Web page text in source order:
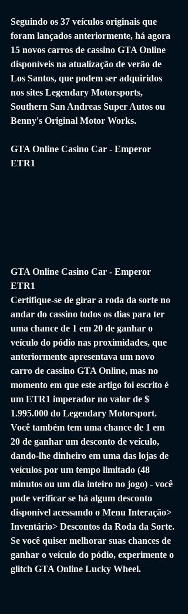
Seguindo os 37 veículos originais que
foram lançados anteriormente, há agora
15 novos carros de cassino GTA Online
disponíveis na atualização de verão de
Los Santos, que podem ser adquiridos
nos sites Legendary Motorsports,
Southern San Andreas Super Autos ou
Benny's Original Motor Works.
GTA Online Casino Car - Emperor
ETR1
GTA Online Casino Car - Emperor
ETR1
Certifique-se de girar a roda da sorte no
andar do cassino todos os dias para ter
uma chance de 1 em 20 de ganhar o
veículo do pódio nas proximidades, que
anteriormente apresentava um novo
carro de cassino GTA Online, mas no
momento em que este artigo foi escrito é
um ETR1 imperador no valor de $
1.995.000 do Legendary Motorsport.
Você também tem uma chance de 1 em
20 de ganhar um desconto de veículo,
dando-lhe dinheiro em uma das lojas de
veículos por um tempo limitado (48
minutos ou um dia inteiro no jogo) - você
pode verificar se há algum desconto
disponível acessando o Menu Interação>
Inventário> Descontos da Roda da Sorte.
Se você quiser melhorar suas chances de
ganhar o veículo do pódio, experimente o
glitch GTA Online Lucky Wheel.